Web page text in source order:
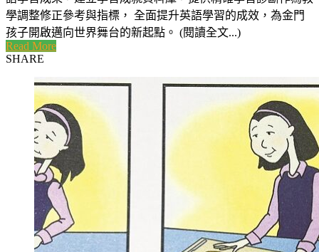
學調整修正參考與指標， 全面提升英語學習的成效，為金門
孩子開啟邁向世界舞台的新起點。 (閱讀全文...)
Read More
SHARE